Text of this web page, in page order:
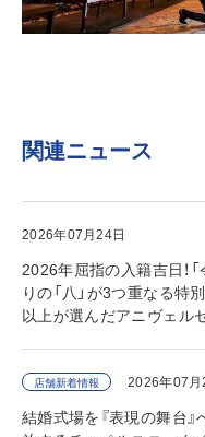
関連ニュース
2026年07月24日
2026年屈指の入籍吉日！
りの「八」が3つ重なる
以上が選んだアニヴェル
店舗新着情報 2026年07月
結婚式場を『表現の舞台